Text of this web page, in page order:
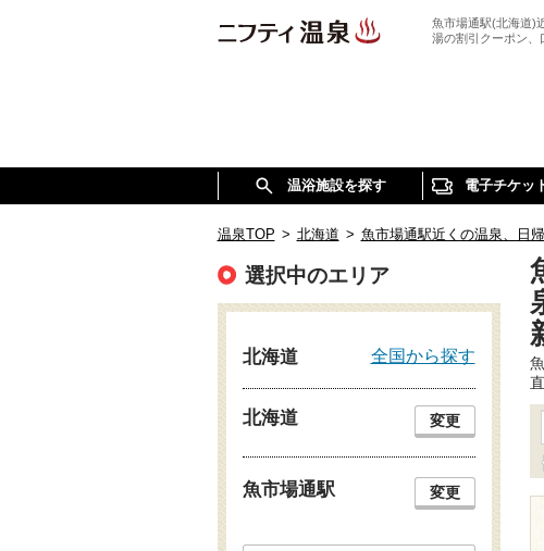
魚市場通駅(北海道)
湯の割引クーポン、
温浴施設を探す 電子チケッ
温泉TOP > 北海道 > 魚市場通駅近くの温泉、日
選択中のエリア
北海道 全国から探す
北海道 変更
魚市場通駅 変更